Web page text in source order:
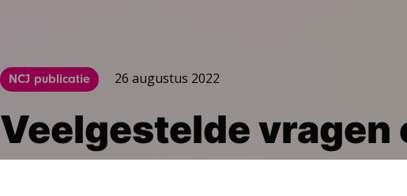
NCJ publicatie 26 augustus 2022
Veelgestelde vragen